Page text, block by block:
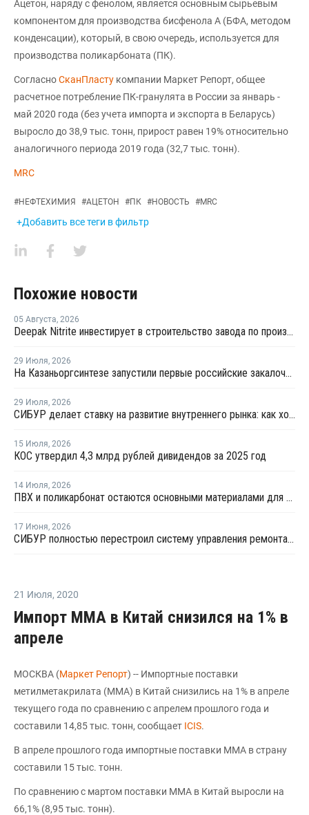
Ацетон, наряду с фенолом, является основным сырьевым
компонентом для производства бисфенола А (БФА, методом
конденсации), который, в свою очередь, используется для
производства поликарбоната (ПК).
СогласноСканПласту компании Маркет Репорт, общее
расчетное потребление ПК-гранулята в России за январь -
май 2020 года (без учета импорта и экспорта в Беларусь)
выросло до 38,9 тыс. тонн, прирост равен 19% относительно
аналогичного периода 2019 года (32,7 тыс. тонн).
MRC
#НЕФТЕХИМИЯ #АЦЕТОН #ПК #НОВОСТЬ #MRC
+Добавить все теги в фильтр
Похожие новости
05 Августа, 2026
Deepak Nitrite инвестирует в строительство завода по производству БФА
29 Июля, 2026
На Казаньоргсинтезе запустили первые российские закалочно-испарительные аппараты
29 Июля, 2026
СИБУР делает ставку на развитие внутреннего рынка: как холдинг стимулирует спрос на полимеры в ритейле
15 Июля, 2026
КОС утвердил 4,3 млрд рублей дивидендов за 2025 год
14 Июля, 2026
ПВХ и поликарбонат остаются основными материалами для производства банковских карт
17 Июня, 2026
СИБУР полностью перестроил систему управления ремонтами на КОСе
21 Июля, 2020
Импорт MMA в Китай снизился на 1% в
апреле
МОСКВА (Маркет Репорт) -- Импортные поставки
метилметакрилата (ММА) в Китай снизились на 1% в апреле
текущего года по сравнению с апрелем прошлого года и
составили 14,85 тыс. тонн, сообщает ICIS.
В апреле прошлого года импортные поставки ММА в страну
составили 15 тыс. тонн.
По сравнению с мартом поставки ММА в Китай выросли на
66,1% (8,95 тыс. тонн).